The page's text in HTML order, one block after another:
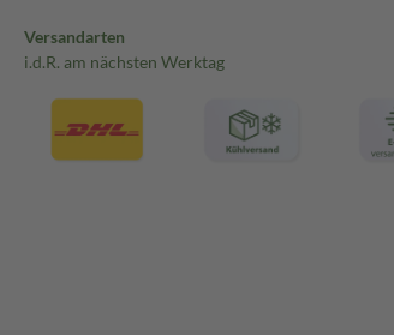
Versandarten
i.d.R. am nächsten Werktag